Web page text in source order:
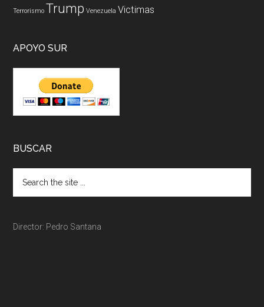
Terrorismo Trump Venezuela Victimas
APOYO SUR
BUSCAR
Director: Pedro Santana